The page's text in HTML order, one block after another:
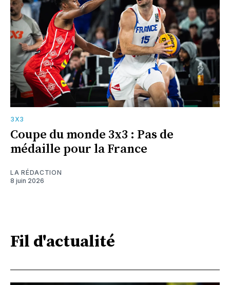
3X3
Coupe du monde 3x3 : Pas de
médaille pour la France
LA RÉDACTION
8 juin 2026
Fil d'actualité